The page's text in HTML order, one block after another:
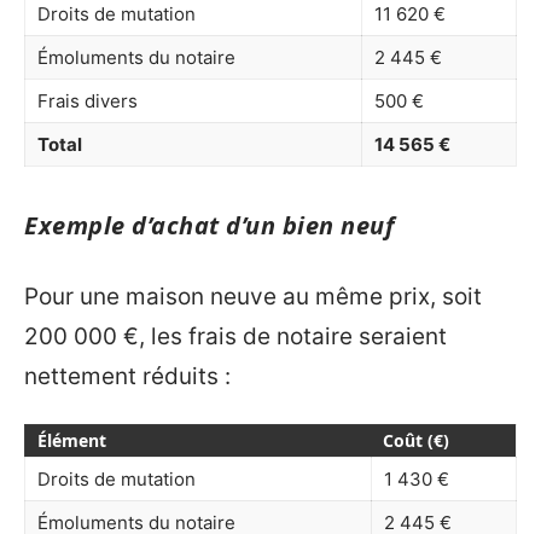
Droits de mutation
11 620 €
Émoluments du notaire
2 445 €
Frais divers
500 €
Total
14 565 €
Exemple d’achat d’un bien neuf
Pour une maison neuve au même prix, soit
200 000 €, les frais de notaire seraient
nettement réduits :
Élément
Coût (€)
Droits de mutation
1 430 €
Émoluments du notaire
2 445 €